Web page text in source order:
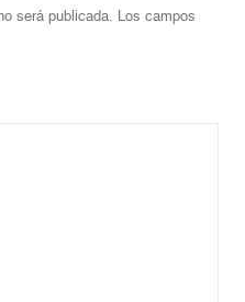
será publicada. Los campos